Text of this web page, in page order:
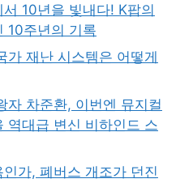
10년을 빛내다! K팝의
10주년의 기록
가 재난 시스템은 어떻게
자 차준환, 이번엔 뮤지컬
역대급 변신 비하인드 스
가, 폐버스 개조가 던진